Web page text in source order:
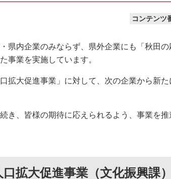
コンテンツ
県内企業のみならず、県外企業にも「秋田
事業を実施しています。
拡大促進事業」に対して、次の企業から新
き、皆様の期待に応えられるよう、事業を
拡大促進事業（文化振興課）